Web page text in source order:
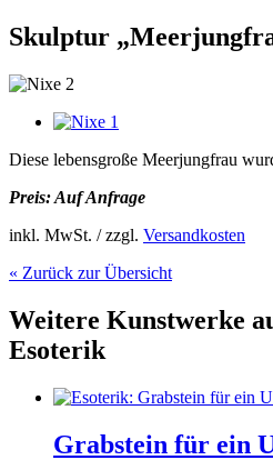
Skulptur
Diese lebensgroße Meerjungfrau
Preis: Auf Anfrage
inkl. MwSt. / zzgl. Versandkosten
« Zurück zur Übersicht
Weitere Kunstwerke
Esoterik
Grabstein für ein